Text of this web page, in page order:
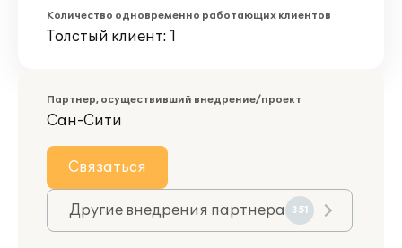
Количество одновременно работающих клиентов
Толстый клиент: 1
Партнер, осуществивший внедрение/проект
Сан-Сити
Связаться
Другие внедрения партнера 351